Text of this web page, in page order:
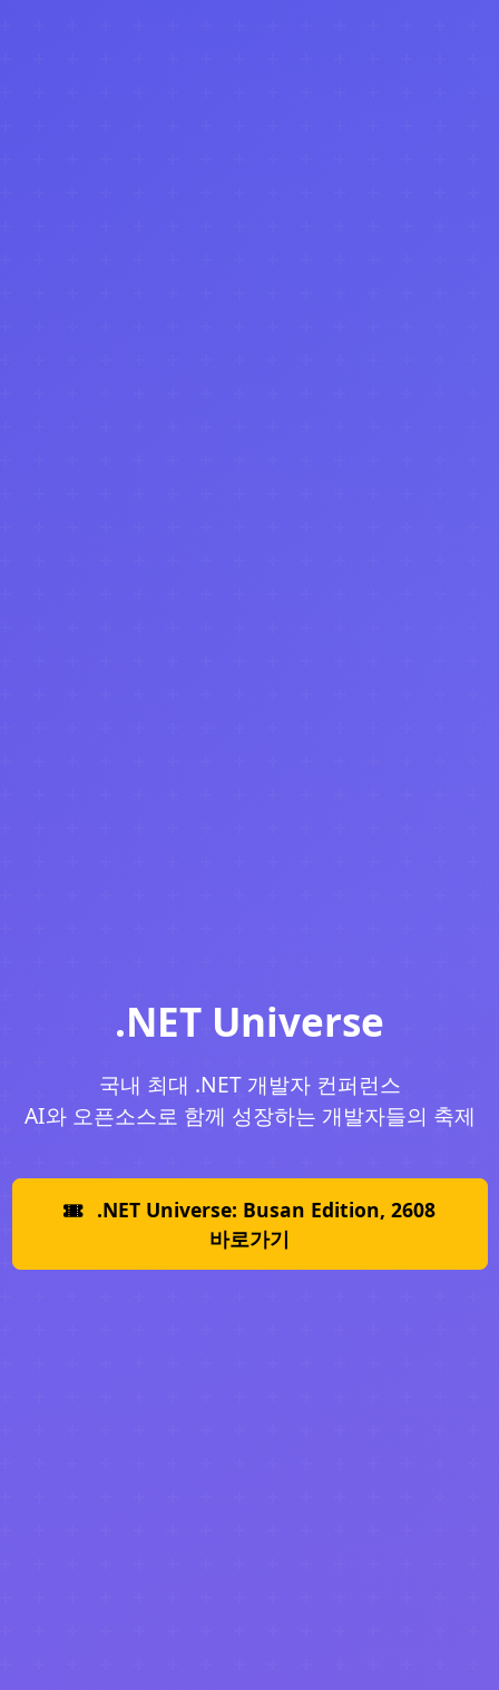
.NET Universe
국내 최대 .NET 개발자 컨퍼런스
AI와 오픈소스로 함께 성장하는 개발자들의 축제
.NET Universe: Busan Edition, 2608
바로가기